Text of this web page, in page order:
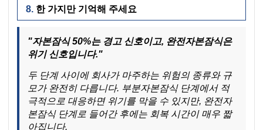
한 가지만 기억해 주세요
"자본잠식 50%는 경고 신호이고, 완전자본잠식은
위기 신호입니다."
두 단계 사이에 회사가 마주하는 위험의 종류와 규
모가 완전히 다릅니다. 부분자본잠식 단계에서 적
극적으로 대응하면 위기를 막을 수 있지만, 완전자
본잠식 단계로 들어간 후에는 회복 시간이 매우 짧
아집니다.